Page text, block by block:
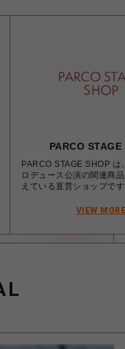
PARCO STAGE
PARCO STAGE SHOP は
ロデュース公演の関連商
えている直営ショップで
VIEW